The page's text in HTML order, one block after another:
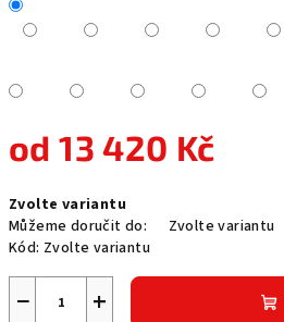
od13 420 Kč
cena:
Zvolte variantu
Můžeme doručit do:
Zvolte variantu
Kód: Zvolte variantu
+
−